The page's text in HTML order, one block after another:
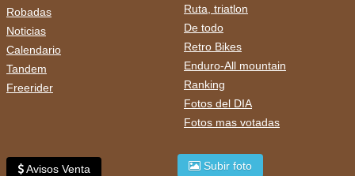
Robadas
Noticias
Calendario
Tandem
Freerider
Ruta, triatlon
De todo
Retro Bikes
Enduro-All mountain
Ranking
Fotos del DIA
Fotos mas votadas
Avisos Venta
Subir foto